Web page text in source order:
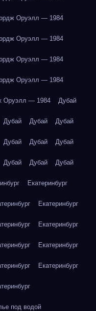
Оруэлл — 1984
Оруэлл — 1984
Оруэлл — 1984
Оруэлл — 1984
Оруэлл — 1984 Дубай
Дубай Дубай Дубай
Дубай Дубай Дубай
Дубай Дубай Дубай
Екатеринбург
Екатеринбург
Екатеринбург
Екатеринбург
Екатеринбург
под водой